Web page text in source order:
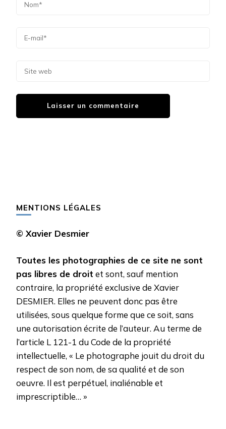
MENTIONS LÉGALES
© Xavier Desmier
Toutes les photographies de ce site ne sont
pas libres de droit et sont, sauf mention
contraire, la propriété exclusive de Xavier
DESMIER. Elles ne peuvent donc pas être
utilisées, sous quelque forme que ce soit, sans
une autorisation écrite de l’auteur. Au terme de
l’article L 121-1 du Code de la propriété
intellectuelle, « Le photographe jouit du droit du
respect de son nom, de sa qualité et de son
oeuvre. Il est perpétuel, inaliénable et
imprescriptible… »